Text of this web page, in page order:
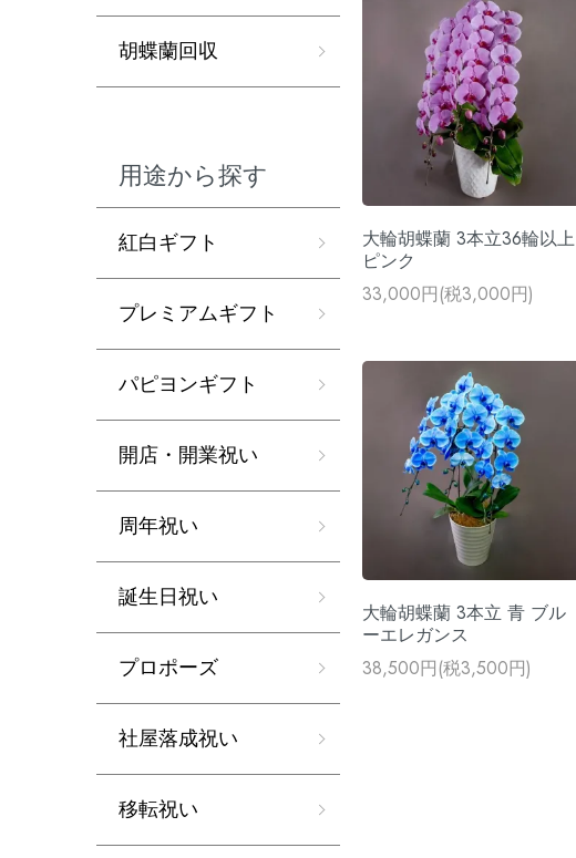
大輪胡蝶蘭 3本立36輪以上
ピンク
33,000円(税3,000円)
大輪胡蝶蘭 3本立 青 ブル
ーエレガンス
38,500円(税3,500円)
胡蝶蘭回収
用途から探す
紅白ギフト
プレミアムギフト
パピヨンギフト
開店・開業祝い
周年祝い
誕生日祝い
プロポーズ
社屋落成祝い
移転祝い